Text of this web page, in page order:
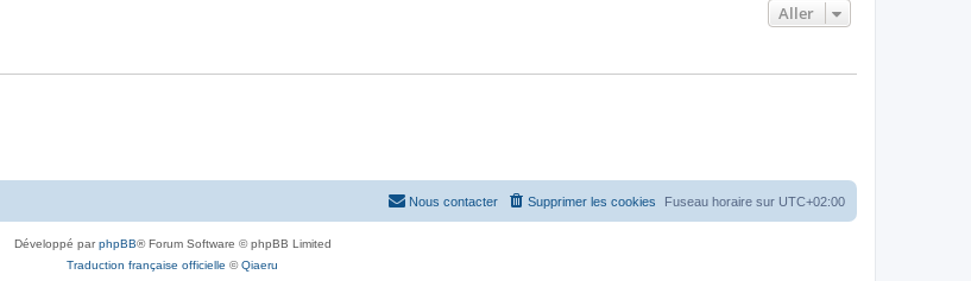
Aller
Fuseau horaire sur UTC+02:00
Supprimer les cookies
Nous contacter
Développé parphpBB® Forum Software © phpBB Limited
Traduction française officielle ©Qiaeru